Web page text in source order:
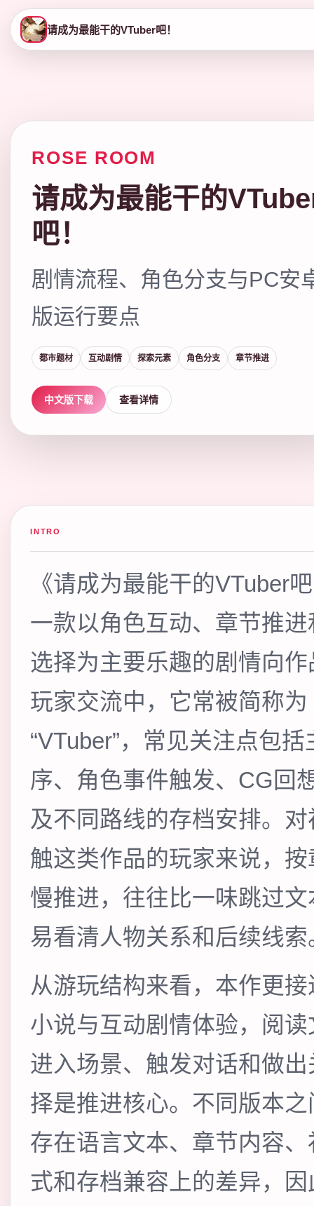
请成为最能干的VTuber吧！
ROSE ROOM
请成为最能干的
吧！
剧情流程、角色分支与PC安
版运行要点
都市题材 互动剧情 探索元素 角色分支 章节推进
中文版下载 查看详情
INTRO
《请成为最能干的VTuber
一款以角色互动、章节推
选择为主要乐趣的剧情向
玩家交流中，它常被简称为
“VTuber”，常见关注点包括
序、角色事件触发、CG回
及不同路线的存档安排。
触这类作品的玩家来说，
慢推进，往往比一味跳过
易看清人物关系和后续线索
从游玩结构来看，本作更
小说与互动剧情体验，阅
进入场景、触发对话和做
择是推进核心。不同版本
存在语言文本、章节内容
式和存档兼容上的差异，